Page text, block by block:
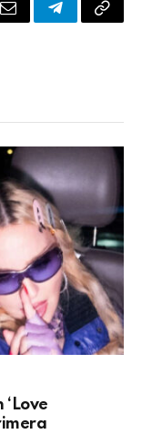
CorreoTelegrama